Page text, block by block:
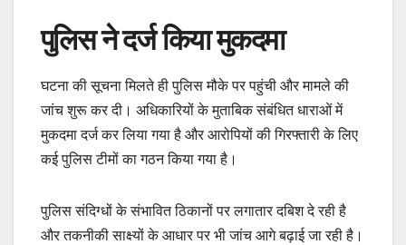
पुलिस ने दर्ज किया मुकदमा
घटना की सूचना मिलते ही पुलिस मौके पर पहुंची और मामले की
जांच शुरू कर दी। अधिकारियों के मुताबिक संबंधित धाराओं में
मुकदमा दर्ज कर लिया गया है और आरोपियों की गिरफ्तारी के लिए
कई पुलिस टीमों का गठन किया गया है।
पुलिस संदिग्धों के संभावित ठिकानों पर लगातार दबिश दे रही है
और तकनीकी साक्ष्यों के आधार पर भी जांच आगे बढ़ाई जा रही है।